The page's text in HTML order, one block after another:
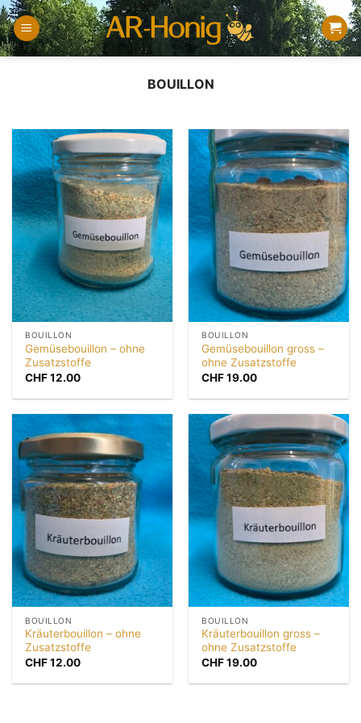
Zum
Inhalt
springen
BOUILLON
BOUILLON
Gemüsebouillon – ohne
Zusatzstoffe
CHF12.00
BOUILLON
Gemüsebouillon gross –
ohne Zusatzstoffe
CHF19.00
BOUILLON
Kräuterbouillon – ohne
Zusatzstoffe
CHF12.00
BOUILLON
Kräuterbouillon gross –
ohne Zusatzstoffe
CHF19.00